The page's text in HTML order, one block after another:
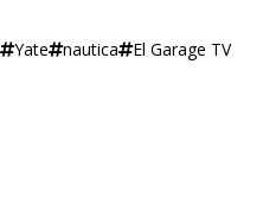
Yate nautica El Garage TV